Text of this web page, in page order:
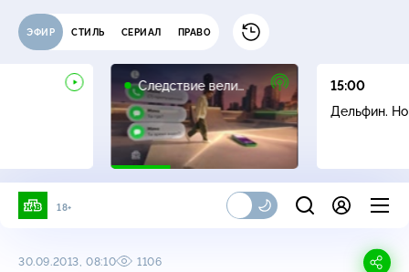
ЭФИР СТИЛЬ СЕРИАЛ ПРАВО
Следствие вели…
15:00
Дельфин.
18+
30.09.2013, 08:10 1106